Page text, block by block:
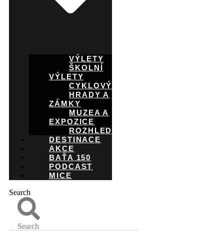
VÝLETY
ŠKOLNÍ
VÝLETY
CYKLOVÝLETY
HRADY A
ZÁMKY
MUZEA A
EXPOZICE
ROZHLEDNY
DESTINACE
AKCE
BAŤA 150
PODCAST
MICE
Search
Search